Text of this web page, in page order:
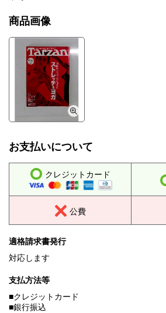
商品画像
お支払いについて
クレジットカード
公費
適格請求書発行
対応します
支払方法等
■クレジットカード
■銀行振込